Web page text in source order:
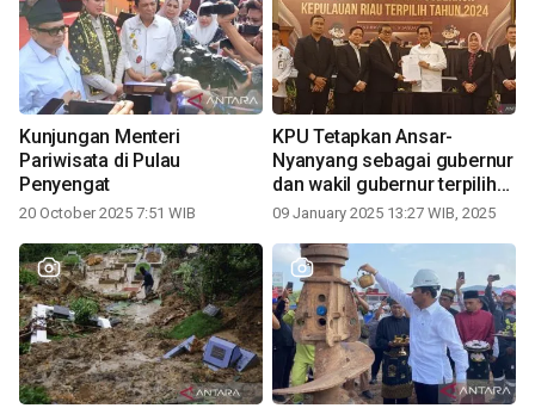
Kunjungan Menteri
Pariwisata di Pulau
Penyengat
20 October 2025 7:51 WIB
KPU Tetapkan Ansar-
Nyanyang sebagai gubernur
dan wakil gubernur terpilih
periode 2025-2030
09 January 2025 13:27 WIB, 2025